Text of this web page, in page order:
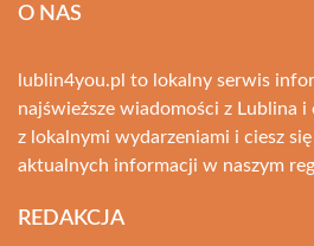
O NAS
lublin4you.pl to lokalny serwis
najświeższe wiadomości z Lublina i
z lokalnymi wydarzeniami i ciesz
aktualnych informacji w naszym
REDAKCJA